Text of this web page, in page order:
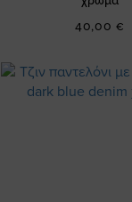
40,00 €